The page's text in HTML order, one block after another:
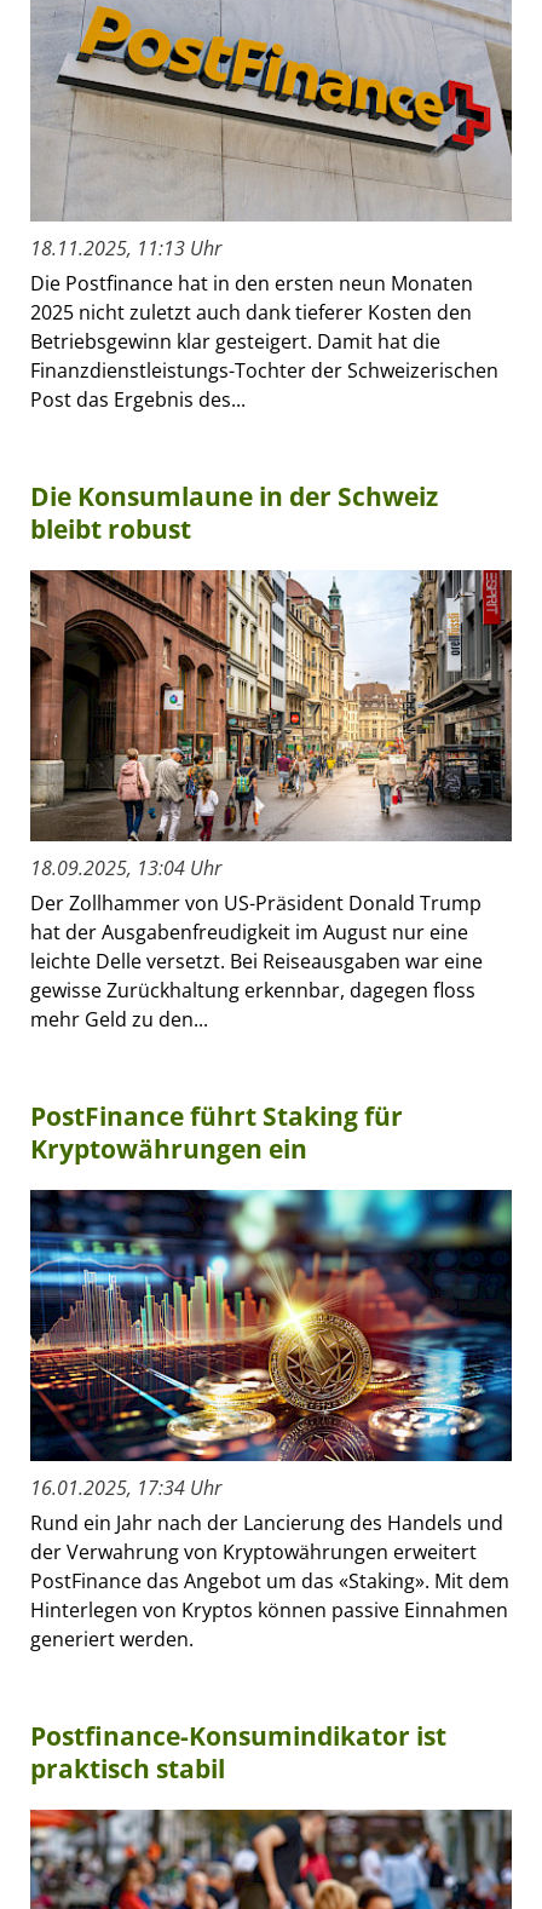
18.11.2025, 11:13 Uhr
Die Postfinance hat in den ersten neun Monaten
2025 nicht zuletzt auch dank tieferer Kosten den
Betriebsgewinn klar gesteigert. Damit hat die
Finanzdienstleistungs-Tochter der Schweizerischen
Post das Ergebnis des...
Die Konsumlaune in der Schweiz
bleibt robust
18.09.2025, 13:04 Uhr
Der Zollhammer von US-Präsident Donald Trump
hat der Ausgabenfreudigkeit im August nur eine
leichte Delle versetzt. Bei Reiseausgaben war eine
gewisse Zurückhaltung erkennbar, dagegen floss
mehr Geld zu den...
PostFinance führt Staking für
Kryptowährungen ein
16.01.2025, 17:34 Uhr
Rund ein Jahr nach der Lancierung des Handels und
der Verwahrung von Kryptowährungen erweitert
PostFinance das Angebot um das «Staking». Mit dem
Hinterlegen von Kryptos können passive Einnahmen
generiert werden.
Postfinance-Konsumindikator ist
praktisch stabil